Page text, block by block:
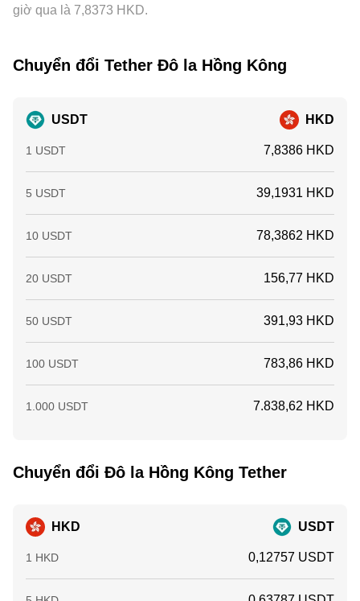
giờ qua là 7,8373 HKD.
Chuyển đổi Tether Đô la Hồng Kông
USDT HKD
1 USDT 7,8386 HKD
5 USDT 39,1931 HKD
10 USDT 78,3862 HKD
20 USDT 156,77 HKD
50 USDT 391,93 HKD
100 USDT 783,86 HKD
1.000 USDT 7.838,62 HKD
Chuyển đổi Đô la Hồng Kông Tether
HKD USDT
1 HKD 0,12757 USDT